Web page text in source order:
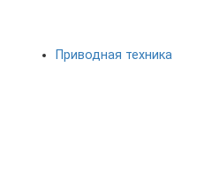
Приводная техника